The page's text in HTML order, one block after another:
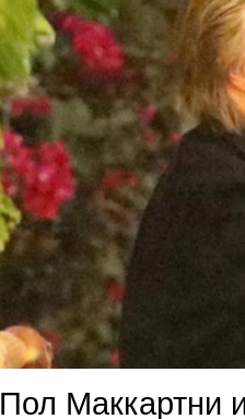
Пол Маккартни